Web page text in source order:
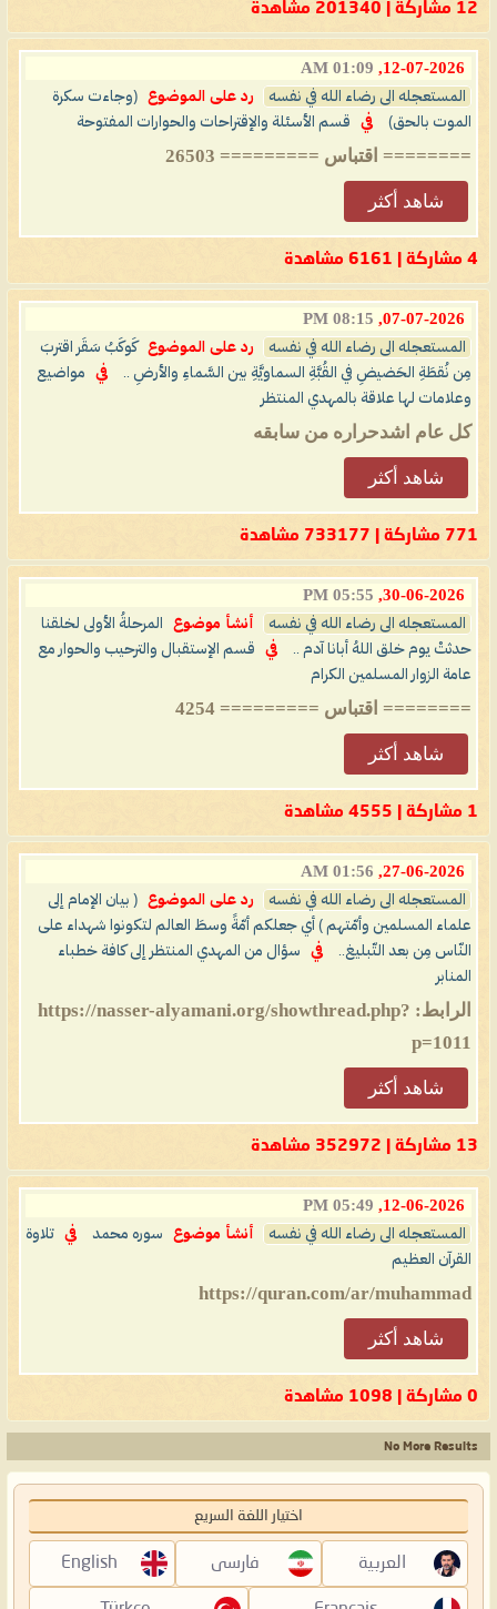
12 مشاركة | 201340 مشاهدة
12-07-2026,
01:09 AM
المستعجله الى رضاء الله في نفسه رد على الموضوع
(وجاءت سكرة
الموت بالحق)
في قسم الأسئلة والإقتراحات والحوارات المفتوحة
======== اقتباس ========= 26503
شاهد أكثر
4 مشاركة | 6161 مشاهدة
07-07-2026,
08:15 PM
المستعجله الى رضاء الله في نفسه رد على الموضوع
كَوكَبُ سَقَر اقتربَ
مِن نُقطَةِ الحَضيضِ في القُبَّةِ السماويَّةِ بين السَّماءِ والأرضِ ..
في
مواضيع
وعلامات لها علاقة بالمهدي المنتظر
كل عام اشدحراره من سابقه
شاهد أكثر
771 مشاركة | 733177 مشاهدة
30-06-2026,
05:55 PM
المستعجله الى رضاء الله في نفسه أنشأ موضوع
المرحلةُ الأولى لخلقنا
حدثتْ يوم خلق اللهُ أبانا آدم ..
في
قسم الإستقبال والترحيب والحوار مع
عامة الزوار المسلمين الكرام
======== اقتباس ========= 4254
شاهد أكثر
1 مشاركة | 4555 مشاهدة
27-06-2026,
01:56 AM
المستعجله الى رضاء الله في نفسه رد على الموضوع
( بيان الإمام إلى
علماء المسلمين وأمّتهم ) أي جعلكم أمّةً وسطَ العالم لتكونوا شهداء على
النّاس مِن بعد التّبليغ..
في
سؤال من المهدي المنتظر إلى كافة خطباء
المنابر
الرابط: https://nasser-alyamani.org/showthread.php?
p=1011
شاهد أكثر
13 مشاركة | 352972 مشاهدة
12-06-2026,
05:49 PM
المستعجله الى رضاء الله في نفسه أنشأ موضوع سوره محمد في
تلاوة
القرآن العظيم
https://quran.com/ar/muhammad
شاهد أكثر
0 مشاركة | 1098 مشاهدة
No More Results
اختيار اللغة السريع
العربية فارسی English